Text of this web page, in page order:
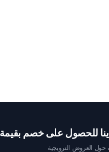
للحصول على خصم بقيمة 10 دولار
العروض الترويجية